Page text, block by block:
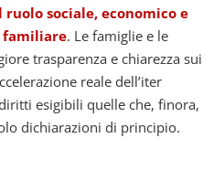
ruolo sociale, economico e
familiare. Le famiglie e le
trasparenza e chiarezza sui
reale dell’iter
esigibili quelle che, finora,
dichiarazioni di principio.